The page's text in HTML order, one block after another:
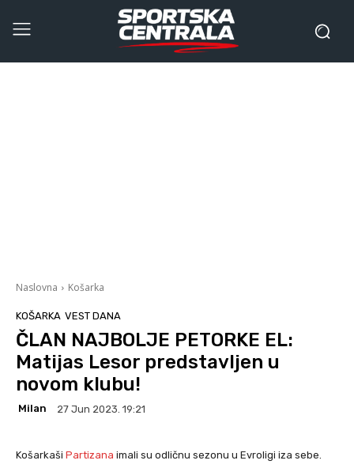
Naslovna Košarka
KOŠARKA VEST DANA
ČLAN NAJBOLJE PETORKE EL:
Matijas Lesor predstavljen u
novom klubu!
Milan 27 Jun 2023. 19:21
Košarkaši Partizana imali su odličnu sezonu u Evroligi iza sebe.